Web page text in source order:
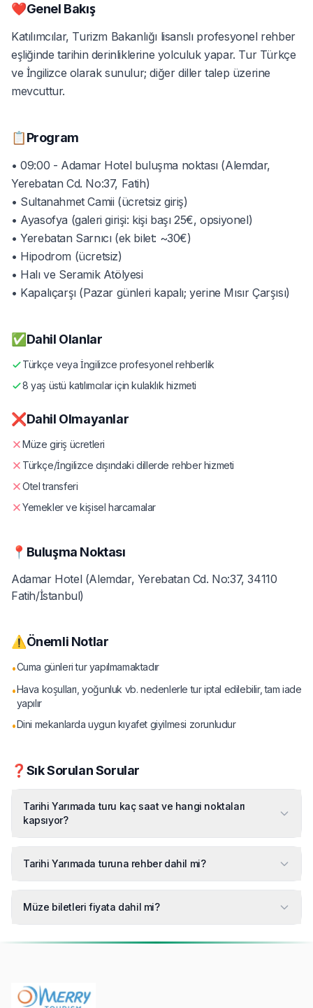
❤️Genel Bakış
Katılımcılar, Turizm Bakanlığı lisanslı profesyonel rehber
eşliğinde tarihin derinliklerine yolculuk yapar. Tur Türkçe
ve İngilizce olarak sunulur; diğer diller talep üzerine
mevcuttur.
📋Program
• 09:00 - Adamar Hotel buluşma noktası (Alemdar,
Yerebatan Cd. No:37, Fatih)
• Sultanahmet Camii (ücretsiz giriş)
• Ayasofya (galeri girişi: kişi başı 25€, opsiyonel)
• Yerebatan Sarnıcı (ek bilet: ~30€)
• Hipodrom (ücretsiz)
• Halı ve Seramik Atölyesi
• Kapalıçarşı (Pazar günleri kapalı; yerine Mısır Çarşısı)
✅Dahil Olanlar
Türkçe veya İngilizce profesyonel rehberlik
8 yaş üstü katılımcılar için kulaklık hizmeti
❌Dahil Olmayanlar
Müze giriş ücretleri
Türkçe/İngilizce dışındaki dillerde rehber hizmeti
Otel transferi
Yemekler ve kişisel harcamalar
📍 Buluşma Noktası
Adamar Hotel (Alemdar, Yerebatan Cd. No:37, 34110
Fatih/İstanbul)
⚠️Önemli Notlar
•Cuma günleri tur yapılmamaktadır
•Hava koşulları, yoğunluk vb. nedenlerle tur iptal edilebilir, tam iade
yapılır
•Dini mekanlarda uygun kıyafet giyilmesi zorunludur
❓ Sık Sorulan Sorular
Tarihi Yarımada turu kaç saat ve hangi noktaları
kapsıyor?
Tarihi Yarımada turuna rehber dahil mi?
Müze biletleri fiyata dahil mi?